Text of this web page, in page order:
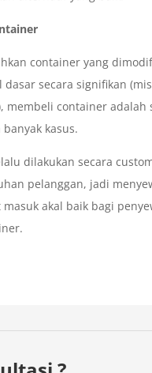
container yang
secara signifikan
membeli container adalah
kasus.
dilakukan secara
pelanggan, jadi
akal baik bagi